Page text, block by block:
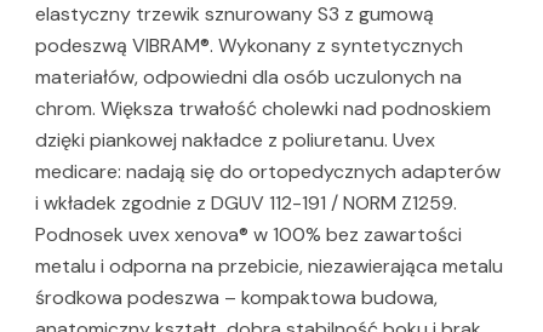
elastyczny trzewik sznurowany S3 z gumową
podeszwą VIBRAM®. Wykonany z syntetycznych
materiałów, odpowiedni dla osób uczulonych na
chrom. Większa trwałość cholewki nad podnoskiem
dzięki piankowej nakładce z poliuretanu. Uvex
medicare: nadają się do ortopedycznych adapterów
i wkładek zgodnie z DGUV 112-191 / NORM Z1259.
Podnosek uvex xenova® w 100% bez zawartości
metalu i odporna na przebicie, niezawierająca metalu
środkowa podeszwa – kompaktowa budowa,